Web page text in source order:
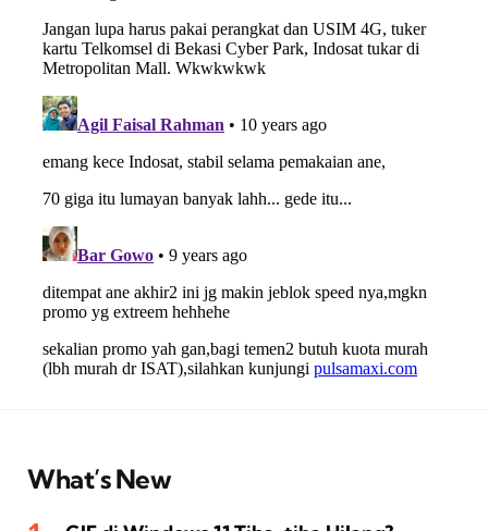
What’s New